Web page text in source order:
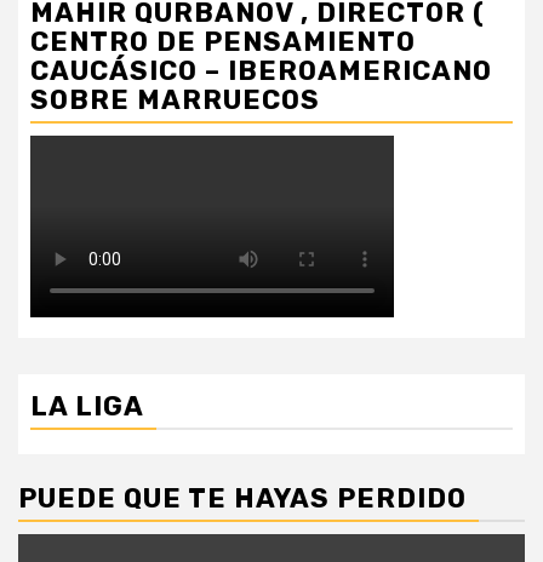
MAHIR QURBANOV , DIRECTOR (
CENTRO DE PENSAMIENTO
CAUCÁSICO – IBEROAMERICANO
SOBRE MARRUECOS
LA LIGA
PUEDE QUE TE HAYAS PERDIDO